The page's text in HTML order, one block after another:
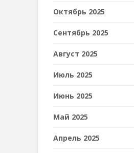
Октябрь 2025
Сентябрь 2025
Август 2025
Июль 2025
Июнь 2025
Май 2025
Апрель 2025